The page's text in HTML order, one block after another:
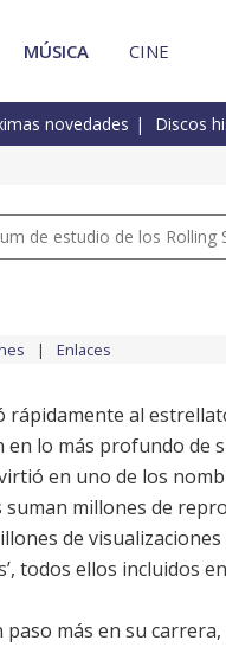
MÚSICA CINE
novedades Discos
de estudio de los Rolling
Enlaces
rápidamente al
lo más profundo de
en uno de los
suman millones de
de
todos ellos incluidos
paso más en su